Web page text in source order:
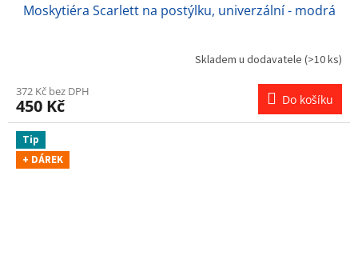
Moskytiéra Scarlett na postýlku, univerzální - modrá
Skladem u dodavatele (>10 ks)
372 Kč bez DPH
450 Kč Do košíku
Tip
+ DÁREK